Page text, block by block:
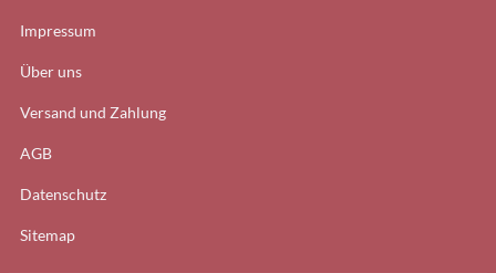
Impressum
Über uns
Versand und Zahlung
AGB
Datenschutz
Sitemap